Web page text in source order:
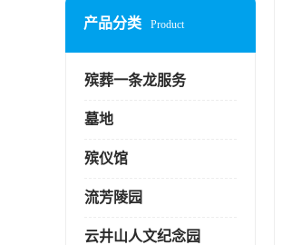
产品分类 Product
殡葬一条龙服务
墓地
殡仪馆
流芳陵园
云井山人文纪念园